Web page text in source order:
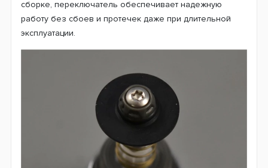
сборке, переключатель обеспечивает надежную
работу без сбоев и протечек даже при длительной
эксплуатации.